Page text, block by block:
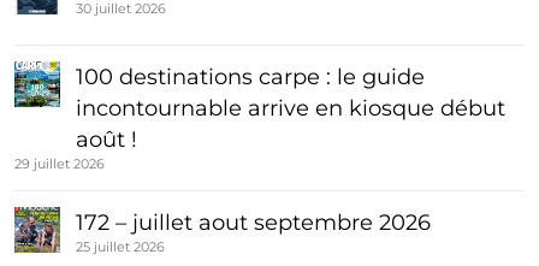
30 juillet 2026
100 destinations carpe : le guide
incontournable arrive en kiosque début
août !
29 juillet 2026
172 – juillet aout septembre 2026
25 juillet 2026